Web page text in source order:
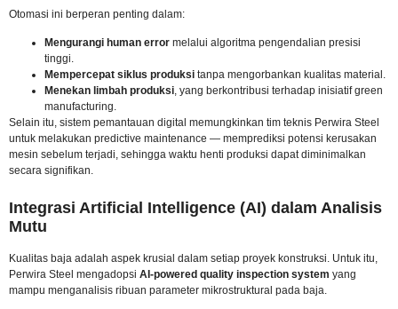
Otomasi ini berperan penting dalam:
Mengurangi human error melalui algoritma pengendalian presisi
tinggi.
Mempercepat siklus produksi tanpa mengorbankan kualitas material.
Menekan limbah produksi, yang berkontribusi terhadap inisiatif green
manufacturing.
Selain itu, sistem pemantauan digital memungkinkan tim teknis Perwira Steel
untuk melakukan predictive maintenance — memprediksi potensi kerusakan
mesin sebelum terjadi, sehingga waktu henti produksi dapat diminimalkan
secara signifikan.
Integrasi Artificial Intelligence (AI) dalam Analisis
Mutu
Kualitas baja adalah aspek krusial dalam setiap proyek konstruksi. Untuk itu,
Perwira Steel mengadopsi AI-powered quality inspection system yang
mampu menganalisis ribuan parameter mikrostruktural pada baja.